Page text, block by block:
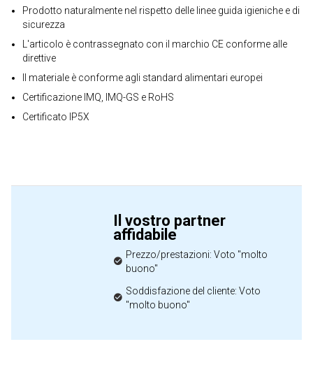
Prodotto naturalmente nel rispetto delle linee guida igieniche e di
sicurezza
L'articolo è contrassegnato con il marchio CE conforme alle
direttive
Il materiale è conforme agli standard alimentari europei
Certificazione IMQ, IMQ-GS e RoHS
Certificato IP5X
Il vostro partner
affidabile
Prezzo/prestazioni: Voto "molto
buono"
Soddisfazione del cliente: Voto
"molto buono"